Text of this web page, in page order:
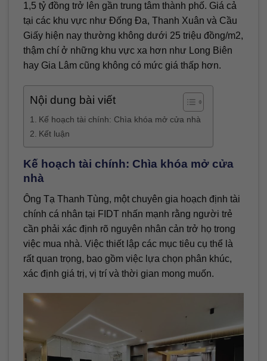
1,5 tỷ đồng trở lên gần trung tâm thành phố. Giá cả
tại các khu vực như Đống Đa, Thanh Xuân và Cầu
Giấy hiện nay thường không dưới 25 triệu đồng/m2,
thậm chí ở những khu vực xa hơn như Long Biên
hay Gia Lâm cũng không có mức giá thấp hơn.
Nội dung bài viết
Kế hoạch tài chính: Chìa khóa mở cửa nhà
Kết luận
Kế hoạch tài chính: Chìa khóa mở cửa
nhà
Ông Tạ Thanh Tùng, một chuyên gia hoạch định tài
chính cá nhân tại FIDT nhấn mạnh rằng người trẻ
cần phải xác định rõ nguyên nhân cản trở họ trong
việc mua nhà. Việc thiết lập các mục tiêu cụ thể là
rất quan trọng, bao gồm việc lựa chọn phân khúc,
xác định giá trị, vị trí và thời gian mong muốn.